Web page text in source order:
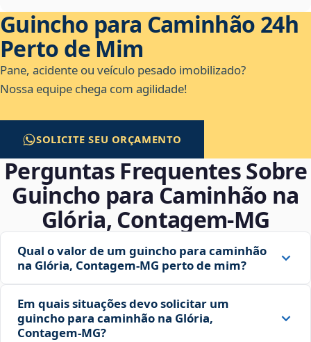
Guincho para Caminhão 24h
Perto de Mim
Pane, acidente ou veículo pesado imobilizado?
Nossa equipe chega com agilidade!
SOLICITE SEU ORÇAMENTO
Perguntas Frequentes Sobre
Guincho para Caminhão na
Glória, Contagem‑MG
Qual o valor de um guincho para caminhão
na Glória, Contagem‑MG perto de mim?
Em quais situações devo solicitar um
guincho para caminhão na Glória,
Contagem‑MG?